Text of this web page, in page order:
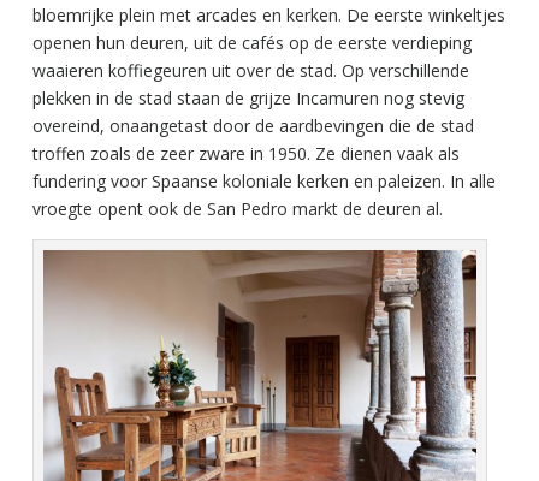
bloemrijke plein met arcades en kerken. De eerste winkeltjes
openen hun deuren, uit de cafés op de eerste verdieping
waaieren koffiegeuren uit over de stad. Op verschillende
plekken in de stad staan de grijze Incamuren nog stevig
overeind, onaangetast door de aardbevingen die de stad
troffen zoals de zeer zware in 1950. Ze dienen vaak als
fundering voor Spaanse koloniale kerken en paleizen. In alle
vroegte opent ook de San Pedro markt de deuren al.